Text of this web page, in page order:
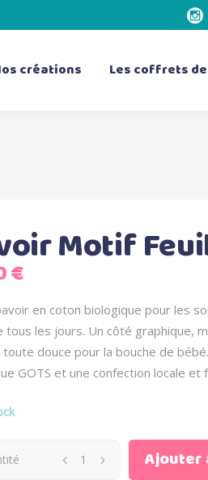
créations
à musique
sèches
les
les
Les coffrets
Motif
€
en coton biologique pour les
tous les jours. Un côté graphique,
douce pour la bouche de
GOTS et une confection locale et
Ajouter